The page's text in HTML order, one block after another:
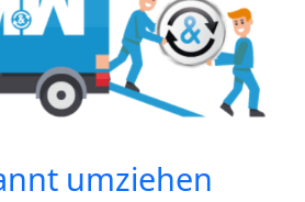
umziehen